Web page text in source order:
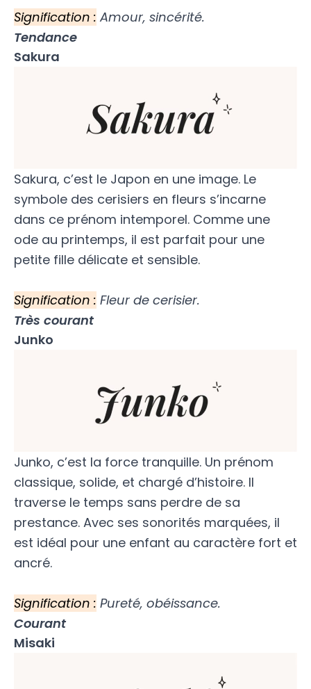
Signification : Amour, sincérité.
Tendance
Sakura
Sakura, c’est le Japon en une image. Le
symbole des cerisiers en fleurs s’incarne
dans ce prénom intemporel. Comme une
ode au printemps, il est parfait pour une
petite fille délicate et sensible.
Signification : Fleur de cerisier.
Très courant
Junko
Junko, c’est la force tranquille. Un prénom
classique, solide, et chargé d’histoire. Il
traverse le temps sans perdre de sa
prestance. Avec ses sonorités marquées, il
est idéal pour une enfant au caractère fort et
ancré.
Signification : Pureté, obéissance.
Courant
Misaki